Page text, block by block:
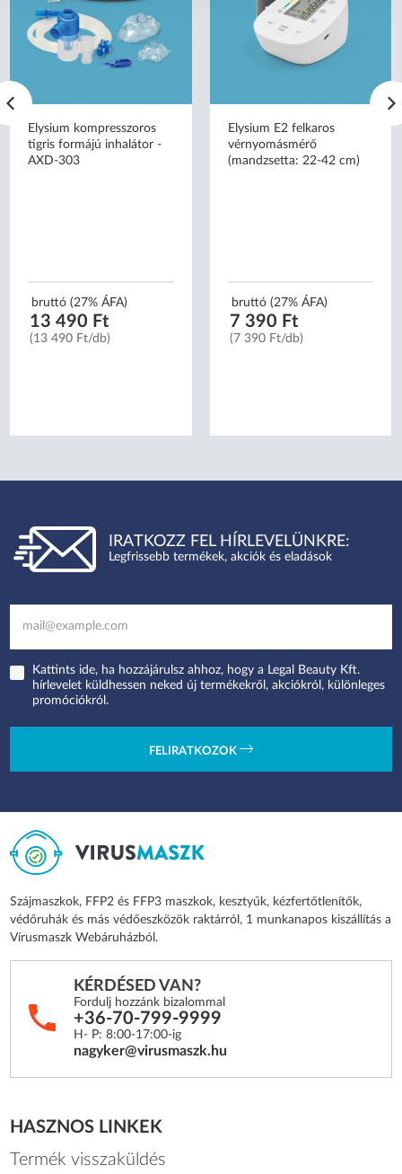
Elysium kompresszoros
tigris formájú inhalátor -
AXD-303
bruttó (27% ÁFA)
13 490 Ft
(13 490 Ft/db)
Elysium E2 felkaros
vérnyomásmérő
(mandzsetta: 22-42 cm)
bruttó (27% ÁFA)
7 390 Ft
(7 390 Ft/db)
IRATKOZZ FEL HÍRLEVELÜNKRE:
Legfrissebb termékek, akciók és eladások
Kattints ide, ha hozzájárulsz ahhoz, hogy a Legal Beauty Kft.
hírlevelet küldhessen neked új termékekről, akciókról, különleges
promóciókról.
FELIRATKOZOK
Szájmaszkok, FFP2 és FFP3 maszkok, kesztyűk, kézfertőtlenítők,
védőruhák és más védőeszközök raktárról, 1 munkanapos kiszállítás a
Vírusmaszk Webáruházból.
KÉRDÉSED VAN?
Fordulj hozzánk bizalommal
+36-70-799-9999
H- P: 8:00-17:00-ig
nagyker@virusmaszk.hu
HASZNOS LINKEK
Termék visszaküldés